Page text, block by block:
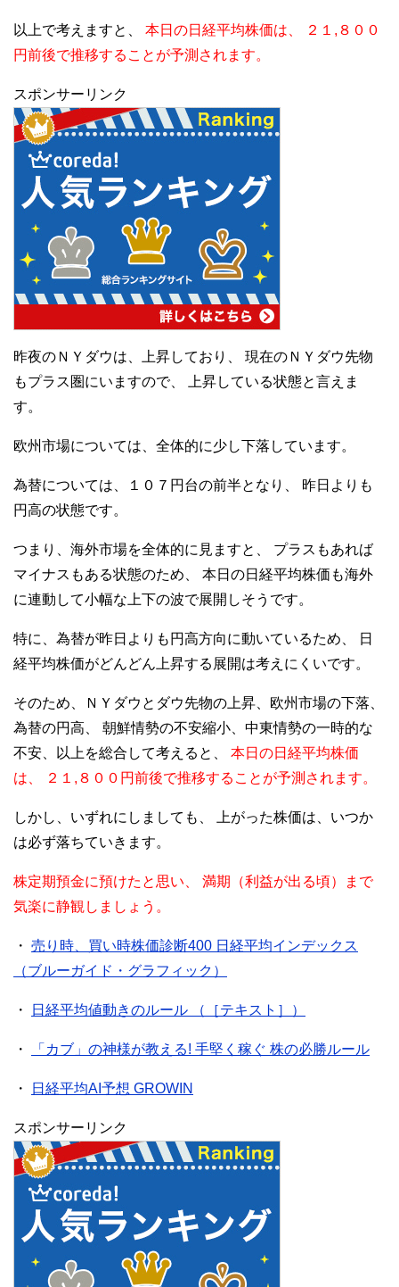
以上で考えますと、 本日の日経平均株価は、
２１,８００
円前後で推移することが予測されます。
スポンサーリンク
昨夜のＮＹダウは、上昇しており、
現在のＮＹダウ先物
もプラス圏にいますので、
上昇している状態と言えま
す。
欧州市場については、全体的に少し下落しています。
為替については、１０７円台の前半となり、
昨日よりも
円高の状態です。
つまり、海外市場を全体的に見ますと、
プラスもあれば
マイナスもある状態のため、
本日の日経平均株価も海外
に連動して小幅な上下の波で展開しそうです。
特に、為替が昨日よりも円高方向に動いているため、
日
経平均株価がどんどん上昇する展開は考えにくいです。
そのため、ＮＹダウとダウ先物の上昇、欧州市場の下落、
為替の円高、
朝鮮情勢の不安縮小、中東情勢の一時的な
不安、以上を総合して考えると、
本日の日経平均株価
は、
２１,８００円前後で推移することが予測されます。
しかし、いずれにしましても、
上がった株価は、いつか
は必ず落ちていきます。
株定期預金に預けたと思い、
満期（利益が出る頃）まで
気楽に静観しましょう。
・ 売り時、買い時株価診断400 日経平均インデックス
（ブルーガイド・グラフィック）
・ 日経平均値動きのルール （［テキスト］）
・ 「カブ」の神様が教える! 手堅く稼ぐ 株の必勝ルール
・ 日経平均AI予想 GROWIN
スポンサーリンク